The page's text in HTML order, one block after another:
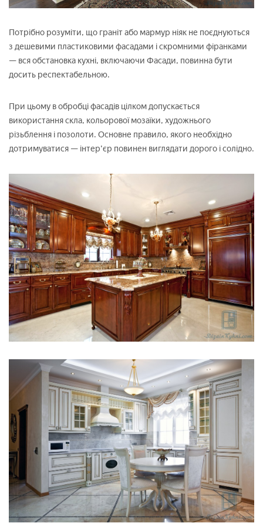
Потрібно розуміти, що граніт або мармур ніяк не поєднуються
з дешевими пластиковими фасадами і скромними фіранками
— вся обстановка кухні, включаючи Фасади, повинна бути
досить респектабельною.
При цьому в обробці фасадів цілком допускається
використання скла, кольорової мозаїки, художнього
різьблення і позолоти. Основне правило, якого необхідно
дотримуватися — інтер'єр повинен виглядати дорого і солідно.